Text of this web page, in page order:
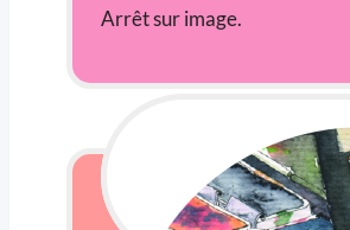
Arrêt sur image.